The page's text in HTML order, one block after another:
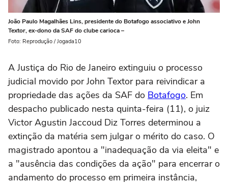
João Paulo Magalhães Lins, presidente do Botafogo associativo e John
Textor, ex-dono da SAF do clube carioca –
Foto: Reprodução / Jogada10
A Justiça do Rio de Janeiro extinguiu o processo
judicial movido por John Textor para reivindicar a
propriedade das ações da SAF do Botafogo. Em
despacho publicado nesta quinta-feira (11), o juiz
Victor Agustin Jaccoud Diz Torres determinou a
extinção da matéria sem julgar o mérito do caso. O
magistrado apontou a "inadequação da via eleita" e
a "ausência das condições da ação" para encerrar o
andamento do processo em primeira instância,